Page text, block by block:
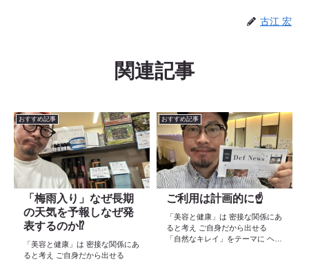
古江 宏
関連記事
おすすめ記事
「梅雨入り」なぜ長期
の天気を予報しなぜ発
表するのか⁉️
「美容と健康」は 密接な関係にあ
ると考え ご自身だから出せる
おすすめ記事
ご利用は計画的に☝️
「美容と健康」は 密接な関係にあ
ると考え ご自身だから出せる
「自然なキレイ」をテーマに ヘア